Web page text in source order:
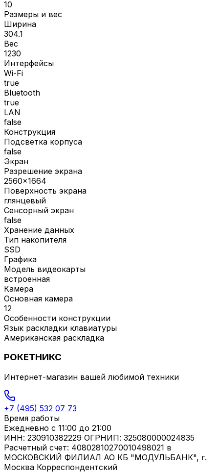
10
Размеры и вес
Ширина
304.1
Вес
1230
Интерфейсы
Wi-Fi
true
Bluetooth
true
LAN
false
Конструкция
Подсветка корпуса
false
Экран
Разрешение экрана
2560x1664
Поверхность экрана
глянцевый
Сенсорный экран
false
Хранение данных
Тип накопителя
SSD
Графика
Модель видеокарты
встроенная
Камера
Основная камера
12
Особенности конструкции
Язык раскладки клавиатуры
Американская раскладка
РОКЕТНИКС
Интернет-магазин вашей любимой техники
+7 (495) 532 07 73
Время работы
Ежедневно с 11:00 до 21:00
ИНН: 230910382229 ОГРНИП: 325080000024835
Расчетный счет: 40802810270010498021 в
МОСКОВСКИЙ ФИЛИАЛ АО КБ "МОДУЛЬБАНК", г.
Москва Корреспондентский